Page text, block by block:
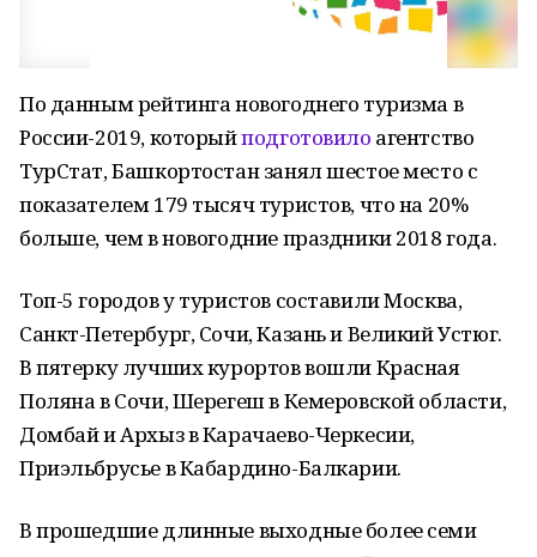
По данным рейтинга новогоднего туризма в
России-2019, которыйподготовило агентство
ТурСтат, Башкортостан занял шестое место с
показателем 179 тысяч туристов, что на 20%
больше, чем в новогодние праздники 2018 года.
Топ-5 городов у туристов составили Москва,
Санкт-Петербург, Сочи, Казань и Великий Устюг.
В пятерку лучших курортов вошли Красная
Поляна в Сочи, Шерегеш в Кемеровской области,
Домбай и Архыз в Карачаево-Черкесии,
Приэльбрусье в Кабардино-Балкарии.
В прошедшие длинные выходные более семи